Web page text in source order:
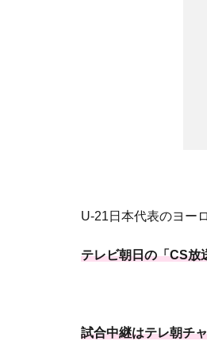
U-21日本代表のヨー
テレビ朝日の「CS放
試合中継はテレ朝チ